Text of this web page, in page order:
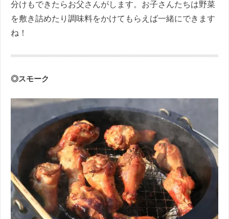
分けもできたらお父さんがします。お子さんたちは野菜
を敷き詰めたり調味料をかけてもらえば一緒にできます
ね！
◎スモーク